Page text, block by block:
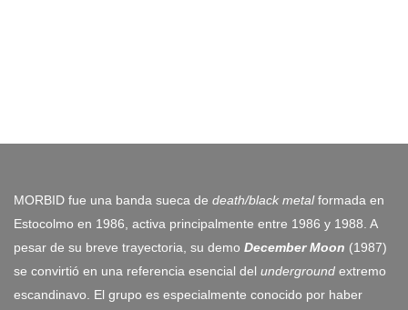
MORBID fue una banda sueca de death/black metalformada en
Estocolmo en 1986, activa principalmente entre 1986 y 1988. A
pesar de su breve trayectoria, su demo December Moon (1987)
se convirtió en una referencia esencial del underground extremo
escandinavo. El grupo es especialmente conocido por haber